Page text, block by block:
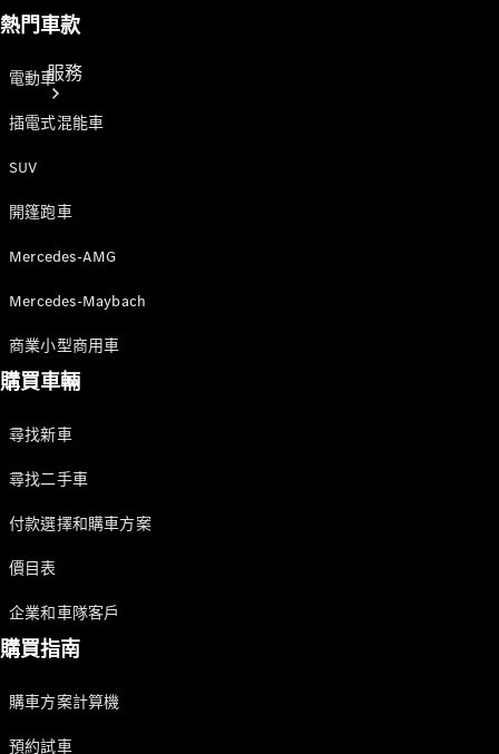
服務
所有服務
案
預約服務
故障和損毀
支援
Mercedes-
Benz Apps
車主手冊
支援和聯絡
重點突出了 53.3 cm（21 吋）的 AMG 輕合金鍛造車輪，
其特殊設計
靈感來自前軸和後軸上的碳纖維面板。
00:22 至 00:24
駕駛員使用軑盤
00:24 至 00:28
彎道兩側都是岩石。背光下視角回到彎道，
Mercedes-AMG PureSpeed 剛剛從彎道出現，并快速接
攝像頭繼續向前移動。 最後，PureSpeed 在強勁加
強烈。
00:29 至 00:30
使用軑盤旁邊的旋轉式開關將駕駛模式從「C」改為「S
00:31 至 00:34
在同一車道上，攝像頭移動到 Mercedes-AMG PureSpeed
方相當遠的距離。在左側的視野中，就在道路旁邊，我們
甚至在彎道之後仍持續延伸。PureSpeed 加速非常快，發
出
油門，我們聽到活躍的點火聲。
熱門車款
電動車
插電式混能車
SUV
開篷跑車
Mercedes-AMG
Mercedes-Maybach
商業小型商用車
購買車輛
尋找新車
尋找二手車
付款選擇和購車方案
價目表
企業和車隊客戶
購買指南
購車方案計算機
預約試車